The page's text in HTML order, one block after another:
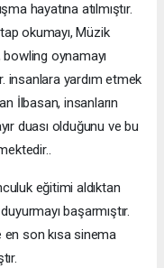
hayatına atılmıştır.
okumayı, Müzik
oynamayı
insanlara yardım etmek
İlbasan, insanların
duası olduğunu ve bu
eğitimi aldıktan
başarmıştır.
en son kısa sinema